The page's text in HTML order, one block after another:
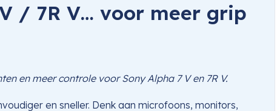
/ 7R V… voor meer grip
en meer controle voor Sony Alpha 7 V en 7R V.
en sneller. Denk aan microfoons, monitors,